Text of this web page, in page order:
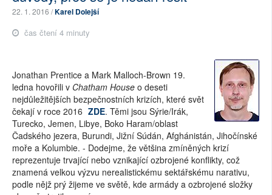
22. 1. 2016 /Karel Dolejší
čas čtení 4 minuty
Jonathan Prentice a Mark Malloch-Brown 19.
ledna hovořili v Chatham House o deseti
nejdůležitějších bezpečnostních krizích, které svět
čekají v roce 2016 ZDE. Těmi jsou Sýrie/Irák,
Turecko, Jemen, Libye, Boko Haram/oblast
Čadského jezera, Burundi, Jižní Súdán, Afghánistán, Jihočínské
moře a Kolumbie. - Dodejme, že většina zmíněných krizí
reprezentuje trvající nebo vznikající ozbrojené konflikty, což
znamená velkou výzvu nerealistickému sektářskému narativu,
podle nějž prý žijeme ve světě, kde armády a ozbrojené složky